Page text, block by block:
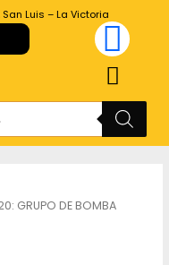
Luis – La Victoria
GRUPO DE BOMBA